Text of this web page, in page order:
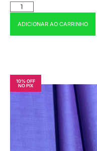
ADICIONAR AO CARRINHO
10% OFF
NO PIX